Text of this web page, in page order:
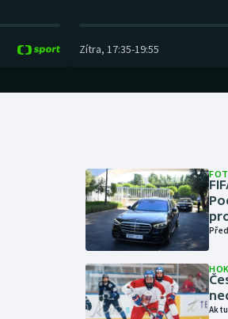
Zítra, 17:35-19:55